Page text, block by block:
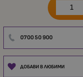
0700 50 900
ДОБАВИ В ЛЮБИМИ